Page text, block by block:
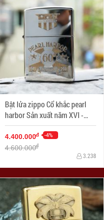
Bật lửa zippo Cổ khắc pearl
harbor Sản xuất năm XVI -
2000
4.400.000đ -4%
4.600.000đ
3.238